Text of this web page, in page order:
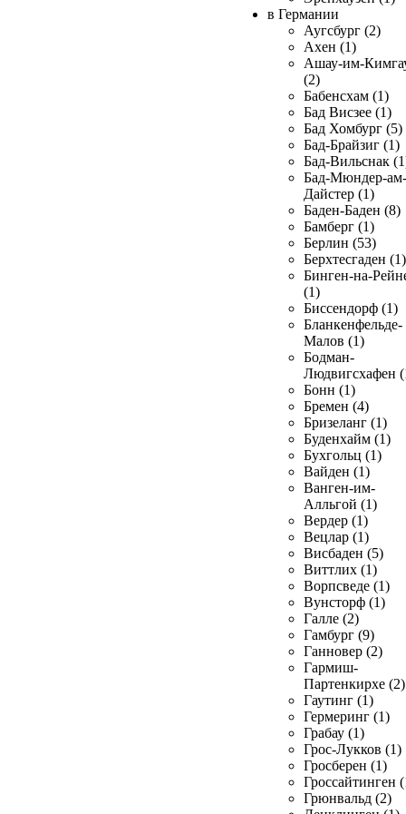
в Германии
Аугсбург (2)
Ахен (1)
Ашау-им-
(2)
Бабенсхам (1)
Бад Висзее (1)
Бад Хомбург (5)
Бад-Брайзиг (1)
Бад-Вильснак
Бад-Мюндер-ам-
Дайстер (1)
Баден-Баден (8)
Бамберг (1)
Берлин (53)
Берхтесгаден (1)
Бинген-на-
(1)
Биссендорф (1)
Бланкенфельде-
Малов (1)
Бодман-
Людвигсхафен
Бонн (1)
Бремен (4)
Бризеланг (1)
Буденхайм (1)
Бухгольц (1)
Вайден (1)
Ванген-им-
Алльгой (1)
Вердер (1)
Вецлар (1)
Висбаден (5)
Виттлих (1)
Ворпсведе (1)
Вунсторф (1)
Галле (2)
Гамбург (9)
Ганновер (2)
Гармиш-
Партенкирхе (2)
Гаутинг (1)
Гермеринг (1)
Грабау (1)
Грос-Лукков (1)
Гросберен (1)
Гроссайтинген
Грюнвальд (2)